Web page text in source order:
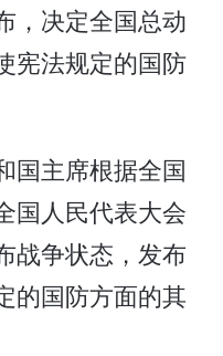
，决定全国总动
宪法规定的国防
主席根据全国
国人民代表大会
战争状态，发布
的国防方面的其